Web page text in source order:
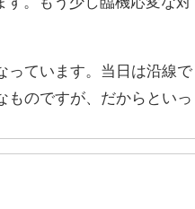
っています。当日は沿線で
ものですが、だからといっ